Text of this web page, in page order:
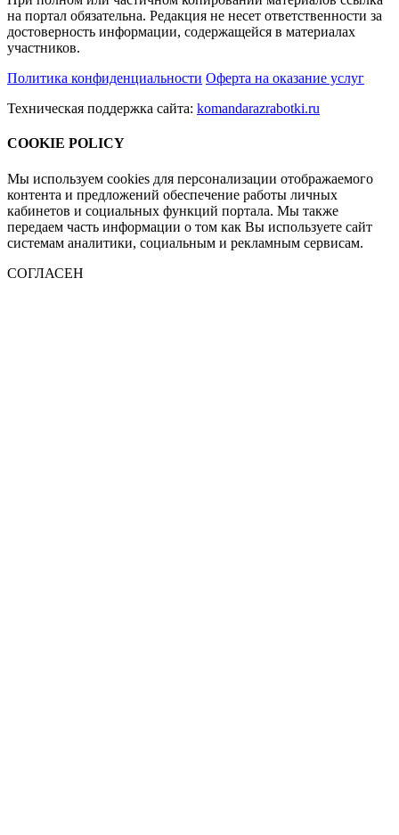
на портал обязательна. Редакция не несет ответственности за
достоверность информации, содержащейся в материалах
участников.
Политика конфиденциальности Оферта на оказание услуг
Техническая поддержка сайта: komandarazrabotki.ru
COOKIE POLICY
Мы используем cookies для персонализации отображаемого
контента и предложений обеспечение работы личных
кабинетов и социальных функций портала. Мы также
передаем часть информации о том как Вы используете сайт
системам аналитики, социальным и рекламным сервисам.
СОГЛАСЕН